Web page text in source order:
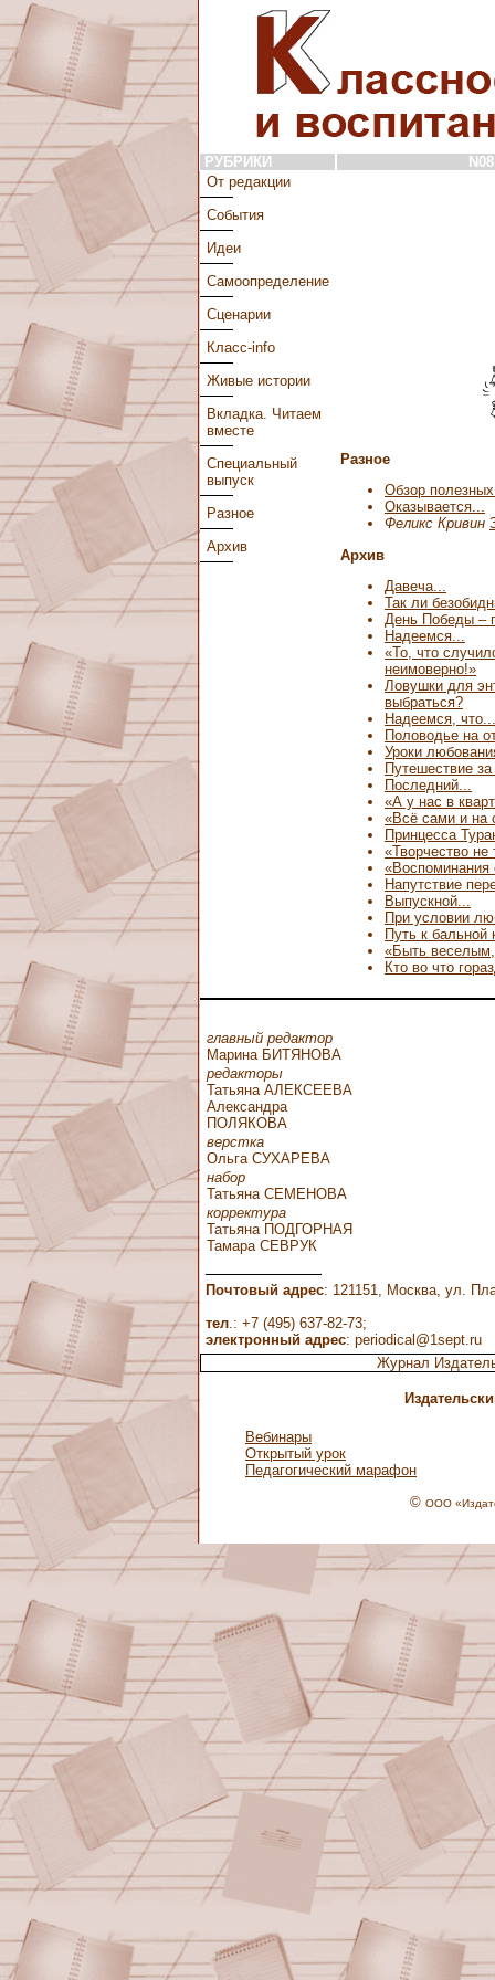
РУБРИКИ
От редакции
События
Идеи
Самоопределение
Сценарии
Класс-info
Живые истории
Вкладка. Читаем
вместе
Специальный
выпуск
Разное
Архив
Разное
Обзор
Оказывается...
Феликс Кривин
Архив
Давеча...
Так ли
День Победы –
Надеемся...
«То, что
неимоверно!»
Ловушки для
выбраться?
Надеемся, что...
Половодье на
Уроки
Путешествие
Последний...
«А у нас в
«Всё сами и на
Принцесса
«Творчество не
«Воспоминания
Напутствие
Выпускной...
При условии
Путь к бальной
«Быть веселым,
Кто во что
главный редактор
Марина БИТЯНОВА
редакторы
Татьяна АЛЕКСЕЕВА
Александра
ПОЛЯКОВА
верстка
Ольга СУХАРЕВА
набор
Татьяна СЕМЕНОВА
корректура
Татьяна ПОДГОРНАЯ
Тамара СЕВРУК
Почтовый адрес: 121151, Москва, ул.
тел.: +7 (495) 637-82-73;
электронный адрес: periodical@1sept.ru
Журнал
Вебинары
Открытый урок
Педагогический марафон
© ООО